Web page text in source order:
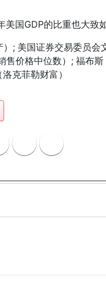
国GDP的比重也大致
; 美国证券交易委员
价格中位数）; 福布
克菲勒财富）